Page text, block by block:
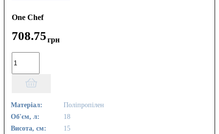
One Chef
708.75грн
Матеріал:
Поліпропілен
Об'єм, л:
18
Висота, см:
15